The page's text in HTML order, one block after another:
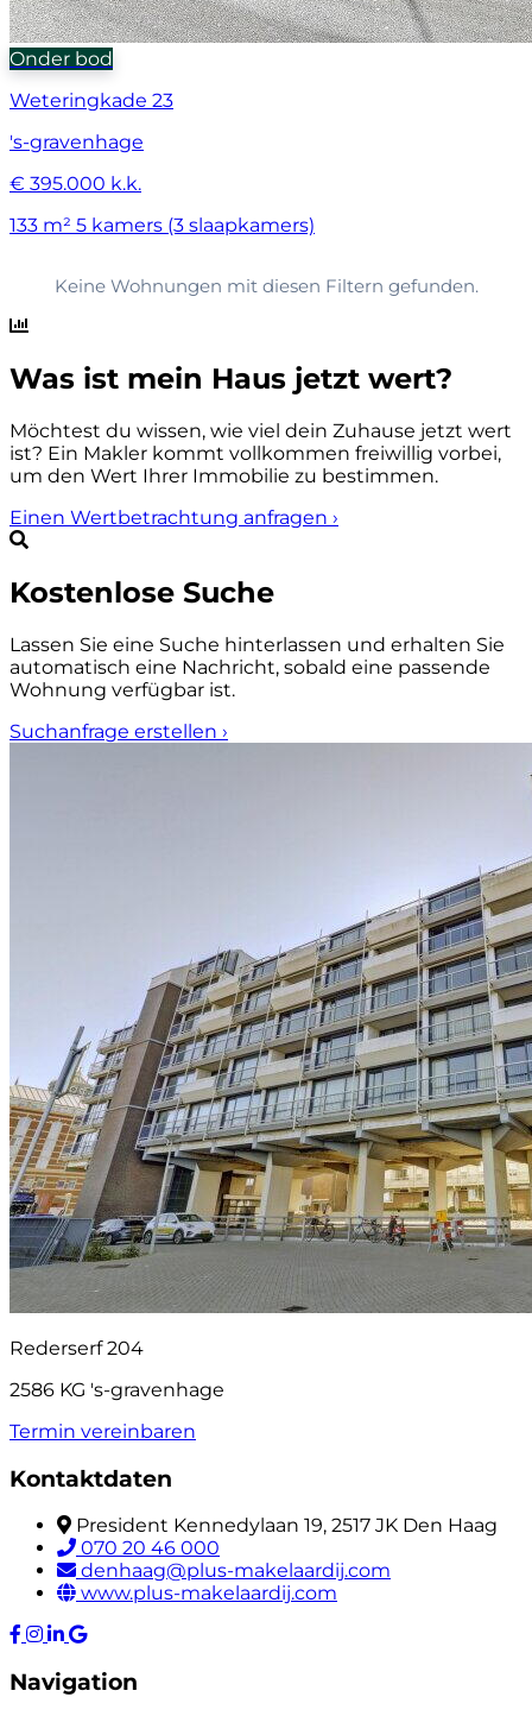
Onder bod
Weteringkade 23
's-gravenhage
€ 395.000 k.k.
133 m² 5 kamers (3 slaapkamers)
Keine Wohnungen mit diesen Filtern gefunden.
Was ist mein Haus jetzt wert?
Möchtest du wissen, wie viel dein Zuhause jetzt wert
ist? Ein Makler kommt vollkommen freiwillig vorbei,
um den Wert Ihrer Immobilie zu bestimmen.
Einen Wertbetrachtung anfragen ›
Kostenlose Suche
Lassen Sie eine Suche hinterlassen und erhalten Sie
automatisch eine Nachricht, sobald eine passende
Wohnung verfügbar ist.
Suchanfrage erstellen ›
Rederserf 204
2586 KG 's-gravenhage
Termin vereinbaren
Kontaktdaten
President Kennedylaan 19, 2517 JK Den Haag
070 20 46 000
denhaag@plus-makelaardij.com
www.plus-makelaardij.com
Navigation